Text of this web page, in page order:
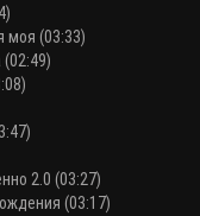
моя (03:33)
2.0 (03:27)
(03:17)